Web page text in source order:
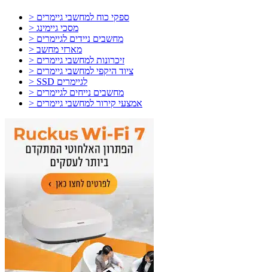
> ספקי כוח למחשבי גיימרים
> מסכי גיימינג
> מחשבים ניידים לגיימרים
> מארזי מחשב
> זיכרונות למחשבי גיימרים
> ציוד היקפי למחשבי גיימרים
> SSD לגיימרים
> מחשבים נייחים לגיימרים
> אמצעי קירור למחשבי גיימרים